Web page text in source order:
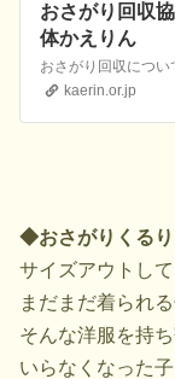
おさがり回収
体かえりん
kaerin.or.jp
◆おさがりくるり
サイズアウトして
まだまだ着られ
そんな洋服を持
いらなくなった